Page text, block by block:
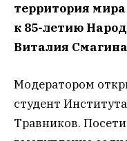
территория
к 85-летию
Виталия
Модератором
студент
Травников.